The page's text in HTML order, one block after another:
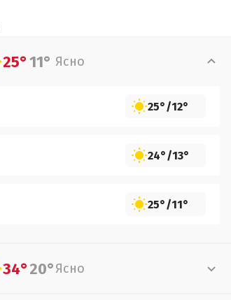
25°11° Ясно
25°/12°
24°/13°
25°/11°
34°20°Ясно